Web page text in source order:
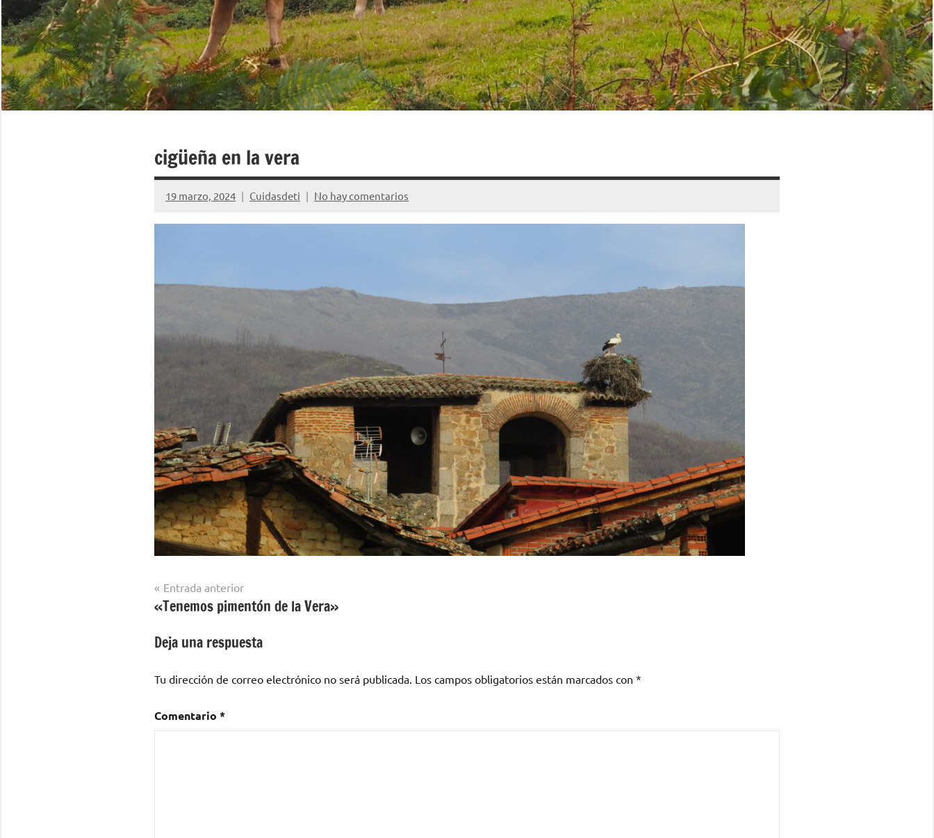
cigüeña en la vera
19 marzo, 2024 Cuidasdeti No hay comentarios
Navegación
de
entradas
Entrada anterior
«Tenemos pimentón de la Vera»
Deja una respuesta
Tu dirección de correo electrónico no será publicada. Los campos obligatorios están marcados con *
Comentario *